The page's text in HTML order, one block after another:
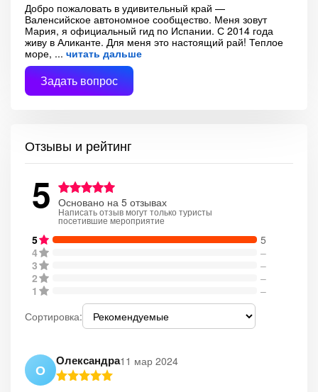
Добро пожаловать в удивительный край —
Валенсийское автономное сообщество. Меня зовут
Мария, я официальный гид по Испании. С 2014 года
живу в Аликанте. Для меня это настоящий рай! Теплое
море,
читать дальше
Задать вопрос
Отзывы и рейтинг
5 Основано на 5 отзывах
Написать отзыв могут только туристы
посетившие мероприятие
5
5
4
–
3
–
2
–
1
–
Сортировка:
О
Олександра11 мар 2024